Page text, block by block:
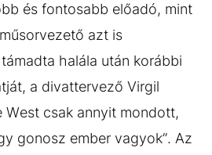
és fontosabb előadó, mint
azt is
halála után korábbi
a divattervező Virgil
West csak annyit mondott,
gonosz ember vagyok”. Az